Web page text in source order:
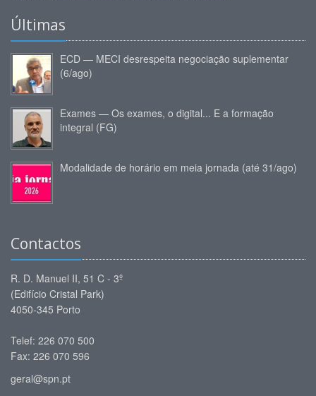
Últimas
ECD — MECI desrespeita negociação suplementar
(6/ago)
Exames — Os exames, o digital... E a formação
integral (FG)
Modalidade de horário em meia jornada (até 31/ago)
Contactos
R. D. Manuel II, 51 C - 3º
(Edifício Cristal Park)
4050-345 Porto
Telef: 226 070 500
Fax: 226 070 596
geral@spn.pt